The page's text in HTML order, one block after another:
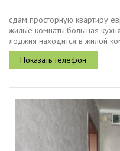
сдам просторную квартиру
жилые комнаты,большая
лоджия находится в жилой
дома , довольно просторный
комнаты,может служить...